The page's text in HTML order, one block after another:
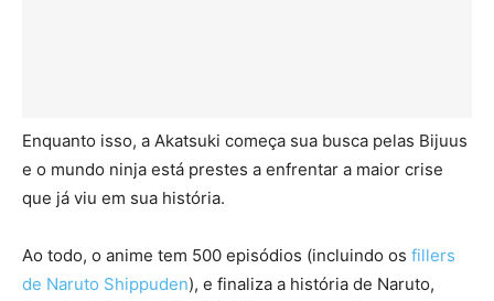
Enquanto isso, a Akatsuki começa sua busca pelas Bijuus
e o mundo ninja está prestes a enfrentar a maior crise
que já viu em sua história.
Ao todo, o anime tem 500 episódios (incluindo os fillers
de Naruto Shippuden), e finaliza a história de Naruto,